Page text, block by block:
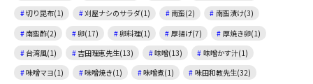
切り昆布(1)
刈屋ナシのサラダ(1) 南蛮(2)
南蛮漬け(3)
南蛮酢(2)
卵(17) 卵料理(1) 厚揚げ(7)
厚焼き卵(1)
台湾風(1)
吉田理恵先生(13) 味噌(13)
味噌かす汁(1)
味噌マヨ(1)
味噌焼き(1) 味噌煮(1)
味田和教先生(32)